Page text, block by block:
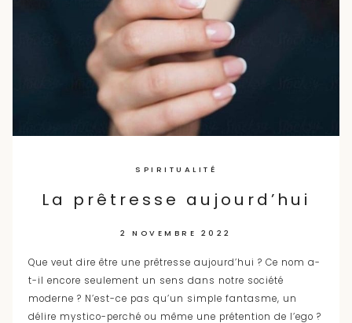
SPIRITUALITÉ
La prêtresse aujourd’hui
2 NOVEMBRE 2022
Que veut dire être une prêtresse aujourd’hui ? Ce nom a-
t-il encore seulement un sens dans notre société
moderne ? N’est-ce pas qu’un simple fantasme, un
délire mystico-perché ou même une prétention de l’ego ?